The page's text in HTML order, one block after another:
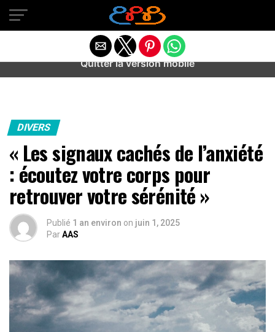
Warning
: preg_match(): Unknown modifier '/' in
/home/u589487443/domains/aideanxietestress.fr/
content/plugins/idev-post-views/includes/class-bots.php
DIVERS
« Les signaux cachés de l’anxiété
: écoutez votre corps pour
retrouver votre sérénité »
Publié 1 an environ on juin 1, 2025
ParAAS
Quitter la version mobile